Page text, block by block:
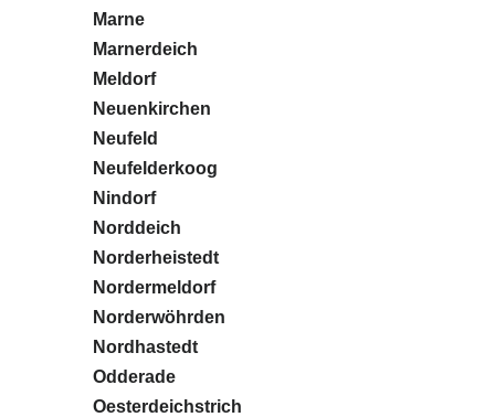
Marne
Marnerdeich
Meldorf
Neuenkirchen
Neufeld
Neufelderkoog
Nindorf
Norddeich
Norderheistedt
Nordermeldorf
Norderwöhrden
Nordhastedt
Odderade
Oesterdeichstrich